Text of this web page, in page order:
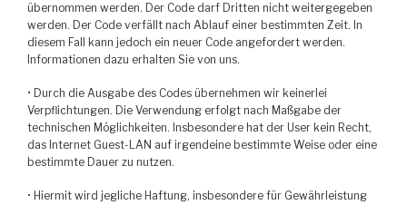
übernommen werden. Der Code darf Dritten nicht weitergegeben
werden. Der Code verfällt nach Ablauf einer bestimmten Zeit. In
diesem Fall kann jedoch ein neuer Code angefordert werden.
Informationen dazu erhalten Sie von uns.
• Durch die Ausgabe des Codes übernehmen wir keinerlei
Verpflichtungen. Die Verwendung erfolgt nach Maßgabe der
technischen Möglichkeiten. Insbesondere hat der User kein Recht,
das Internet Guest-LAN auf irgendeine bestimmte Weise oder eine
bestimmte Dauer zu nutzen.
• Hiermit wird jegliche Haftung, insbesondere für Gewährleistung